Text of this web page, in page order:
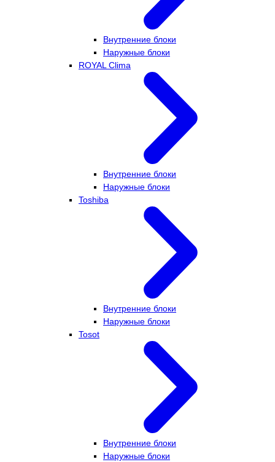
Внутренние блоки
Наружные блоки
ROYAL Clima
Внутренние блоки
Наружные блоки
Toshiba
Внутренние блоки
Наружные блоки
Tosot
Внутренние блоки
Наружные блоки